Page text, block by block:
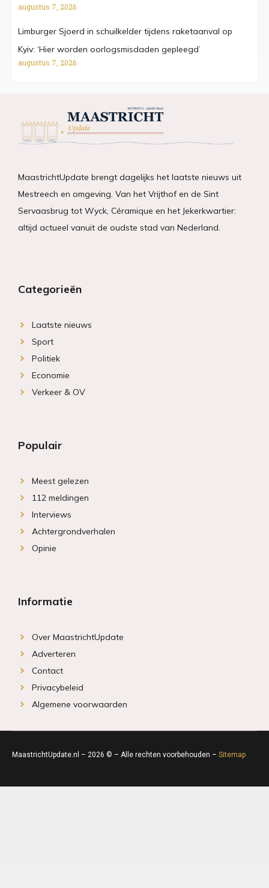
augustus 7, 2026
Limburger Sjoerd in schuilkelder tijdens raketaanval op
Kyiv: ‘Hier worden oorlogsmisdaden gepleegd’
augustus 7, 2026
MaastrichtUpdate brengt dagelijks het laatste nieuws uit
Mestreech en omgeving. Van het Vrijthof en de Sint
Servaasbrug tot Wyck, Céramique en het Jekerkwartier:
altijd actueel vanuit de oudste stad van Nederland.
Categorieën
Laatste nieuws
Sport
Politiek
Economie
Verkeer & OV
Populair
Meest gelezen
112 meldingen
Interviews
Achtergrondverhalen
Opinie
Informatie
Over MaastrichtUpdate
Adverteren
Contact
Privacybeleid
Algemene voorwaarden
MaastrichtUpdate.nl – 2026 © – Alle rechten voorbehouden – Sitemap